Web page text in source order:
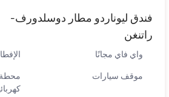
فندق ليوناردو مطار دوسلدورف-
راتنغن
واي فاي مجانًا
موقف سيارات